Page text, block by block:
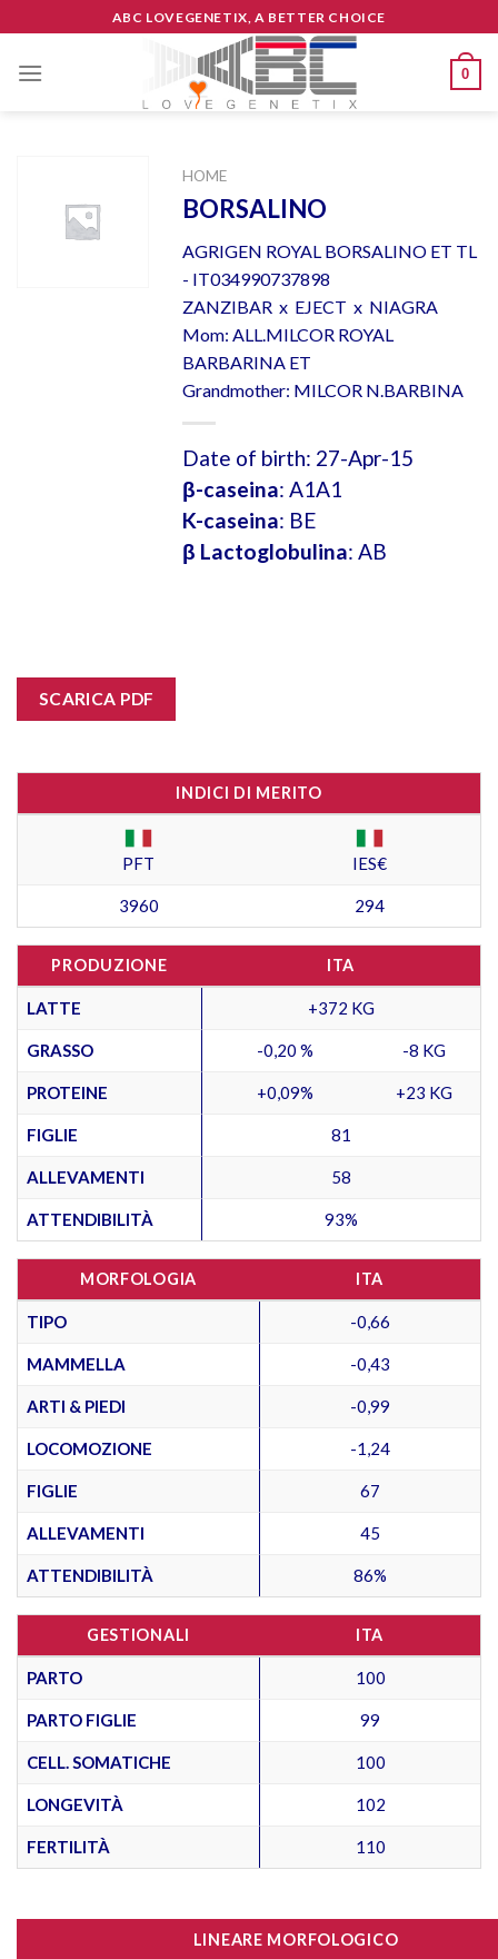
to
content
ABC LOVEGENETIX, A BETTER CHOICE
0
HOME
BORSALINO
AGRIGEN ROYAL BORSALINO ET TL
- IT034990737898
ZANZIBAR x EJECT x NIAGRA
Mom: ALL.MILCOR ROYAL
BARBARINA ET
Grandmother: MILCOR N.BARBINA
Date of birth: 27-Apr-15
β-caseina: A1A1
K-caseina: BE
β Lactoglobulina: AB
SCARICA PDF
INDICI DI MERITO
PFT IES€
3960 294
PRODUZIONE ITA
LATTE +372 KG
GRASSO -0,20 % -8 KG
PROTEINE +0,09% +23 KG
FIGLIE 81
ALLEVAMENTI 58
ATTENDIBILITÀ 93%
MORFOLOGIA ITA
TIPO -0,66
MAMMELLA -0,43
ARTI & PIEDI -0,99
LOCOMOZIONE -1,24
FIGLIE 67
ALLEVAMENTI 45
ATTENDIBILITÀ 86%
GESTIONALI ITA
PARTO 100
PARTO FIGLIE 99
CELL. SOMATICHE 100
LONGEVITÀ 102
FERTILITÀ 110
LINEARE MORFOLOGICO